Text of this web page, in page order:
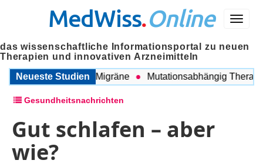
Menü
MedWiss.Online
das wissenschaftliche Informationsportal zu neuen
Therapien und innovativen Arzneimitteln
Neueste Studien
COPD und Migräne Mutationsabhängig Therapie
Gesundheitsnachrichten
Gut schlafen – aber
wie?